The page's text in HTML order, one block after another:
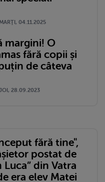
04.11.2025
margini! O
fără copii și
de câteva
28.09.2023
fără tine",
postat de
Luca” din Vatra
era elev Matei